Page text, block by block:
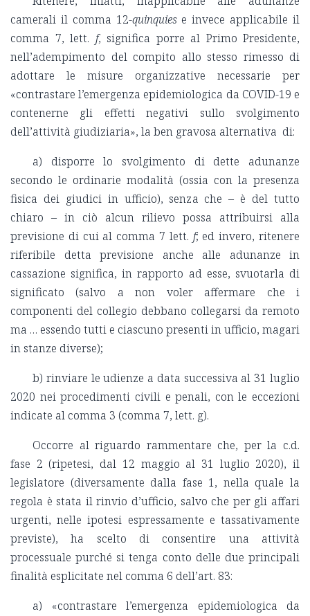
camerali il comma 12-quinquiese invece applicabile il
comma 7, lett. f, significa porre al Primo Presidente,
nell’adempimento del compito allo stesso rimesso di
adottare le misure organizzative necessarie per
«contrastare l’emergenza epidemiologica da COVID-19 e
contenerne gli effetti negativi sullo svolgimento
dell’attività giudiziaria», la ben gravosa alternativa di:
a) disporre lo svolgimento di dette adunanze
secondo le ordinarie modalità (ossia con la presenza
fisica dei giudici in ufficio), senza che – è del tutto
chiaro – in ciò alcun rilievo possa attribuirsi alla
previsione di cui al comma 7 lett. f; ed invero, ritenere
riferibile detta previsione anche alle adunanze in
cassazione significa, in rapporto ad esse, svuotarla di
significato (salvo a non voler affermare che i
componenti del collegio debbano collegarsi da remoto
ma … essendo tutti e ciascuno presenti in ufficio, magari
in stanze diverse);
b) rinviare le udienze a data successiva al 31 luglio
2020 nei procedimenti civili e penali, con le eccezioni
indicate al comma 3 (comma 7, lett. g).
Occorre al riguardo rammentare che, per la c.d.
fase 2 (ripetesi, dal 12 maggio al 31 luglio 2020), il
legislatore (diversamente dalla fase 1, nella quale la
regola è stata il rinvio d’ufficio, salvo che per gli affari
urgenti, nelle ipotesi espressamente e tassativamente
previste), ha scelto di consentire una attività
processuale purché si tenga conto delle due principali
finalità esplicitate nel comma 6 dell’art. 83:
a) «contrastare l’emergenza epidemiologica da